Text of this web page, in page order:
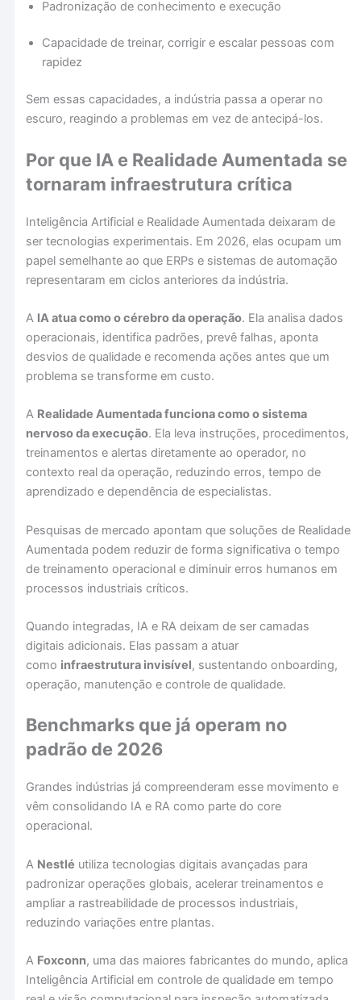
Padronização de conhecimento e execução
Capacidade de treinar, corrigir e escalar pessoas com
rapidez
Sem essas capacidades, a indústria passa a operar no
escuro, reagindo a problemas em vez de antecipá-los.
Por que IA e Realidade Aumentada se
tornaram infraestrutura crítica
Inteligência Artificial e Realidade Aumentada deixaram de
ser tecnologias experimentais. Em 2026, elas ocupam um
papel semelhante ao que ERPs e sistemas de automação
representaram em ciclos anteriores da indústria.
A IA atua como o cérebro da operação. Ela analisa dados
operacionais, identifica padrões, prevê falhas, aponta
desvios de qualidade e recomenda ações antes que um
problema se transforme em custo.
A Realidade Aumentada funciona como o sistema
nervoso da execução. Ela leva instruções, procedimentos,
treinamentos e alertas diretamente ao operador, no
contexto real da operação, reduzindo erros, tempo de
aprendizado e dependência de especialistas.
Pesquisas de mercado apontam que soluções de Realidade
Aumentada podem reduzir de forma significativa o tempo
de treinamento operacional e diminuir erros humanos em
processos industriais críticos.
Quando integradas, IA e RA deixam de ser camadas
digitais adicionais. Elas passam a atuar
como infraestrutura invisível, sustentando onboarding,
operação, manutenção e controle de qualidade.
Benchmarks que já operam no
padrão de 2026
Grandes indústrias já compreenderam esse movimento e
vêm consolidando IA e RA como parte do core
operacional.
A Nestlé utiliza tecnologias digitais avançadas para
padronizar operações globais, acelerar treinamentos e
ampliar a rastreabilidade de processos industriais,
reduzindo variações entre plantas.
A Foxconn, uma das maiores fabricantes do mundo, aplica
Inteligência Artificial em controle de qualidade em tempo